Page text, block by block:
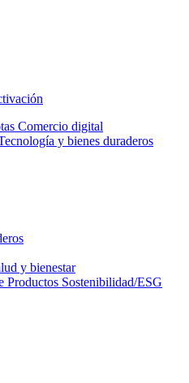
Comercio digital
y bienes duraderos
y bienestar
Productos Sostenibilidad/ESG